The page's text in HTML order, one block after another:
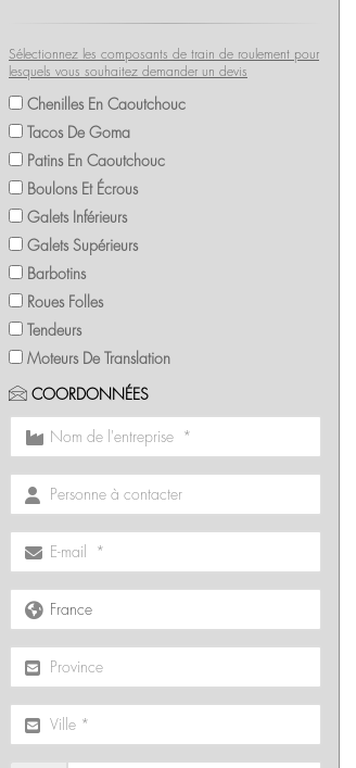
Sélectionnez les composants de train de roulement pour
lesquels vous souhaitez demander un devis
Chenilles En Caoutchouc
Tacos De Goma
Patins En Caoutchouc
Boulons Et Écrous
Galets Inférieurs
Galets Supérieurs
Barbotins
Roues Folles
Tendeurs
Moteurs De Translation
COORDONNÉES